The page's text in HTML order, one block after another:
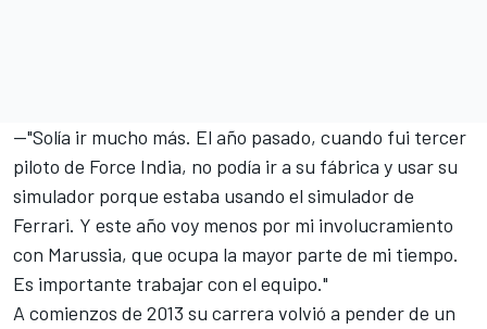
—"Solía ir mucho más. El año pasado, cuando fui tercer
piloto de Force India, no podía ir a su fábrica y usar su
simulador porque estaba usando el simulador de
Ferrari. Y este año voy menos por mi involucramiento
con Marussia, que ocupa la mayor parte de mi tiempo.
Es importante trabajar con el equipo."
A comienzos de 2013 su carrera volvió a pender de un